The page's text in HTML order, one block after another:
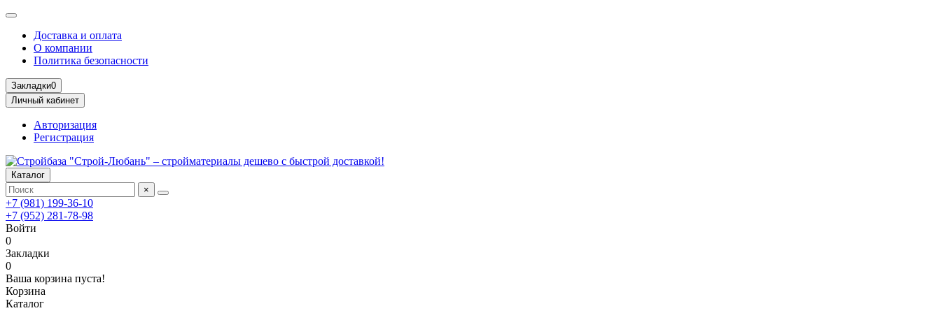
Доставка и оплата
О компании
Политика безопасности
Закладки0
Личный кабинет
Авторизация
Регистрация
Каталог
×
+7 (981) 199-36-10
+7 (952) 281-78-98
Войти
0
Закладки
0
Ваша корзина пуста!
Корзина
Каталог